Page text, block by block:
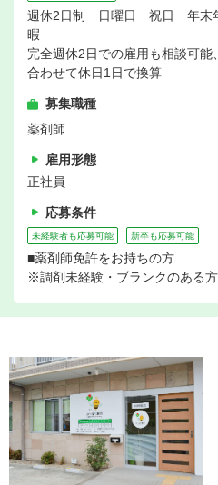
週休2日制 日曜日 祝日 年末
暇
完全週休2日での雇用も相談可
合わせて休日1日で換算
募集職種
薬剤師
雇用形態
正社員
応募条件
未経験者も応募可能 新卒も応募可能
■薬剤師免許をお持ちの方
※調剤未経験・ブランクのある方